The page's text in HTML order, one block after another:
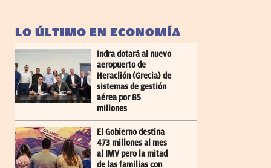
LO ÚLTIMO EN ECONOMÍA
Indra dotará al nuevo
aeropuerto de
Heraclión (Grecia) de
sistemas de gestión
aérea por 85
millones
El Gobierno destina
473 millones al mes
al IMV pero la mitad
de las familias con